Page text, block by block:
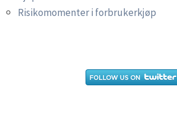
Risikomomenter i forbrukerkjøp